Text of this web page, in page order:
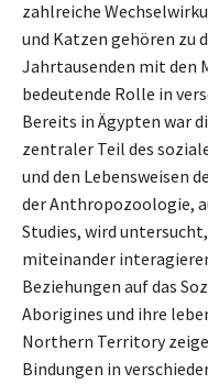
zahlreiche
und Katzen gehören zu
Jahrtausenden mit den
bedeutende Rolle in
Bereits in Ägypten war
zentraler Teil des
und den Lebensweisen
der Anthropozoologie,
Studies, wird
miteinander
Beziehungen auf das
Aborigines und ihre
Northern Territory
Bindungen in